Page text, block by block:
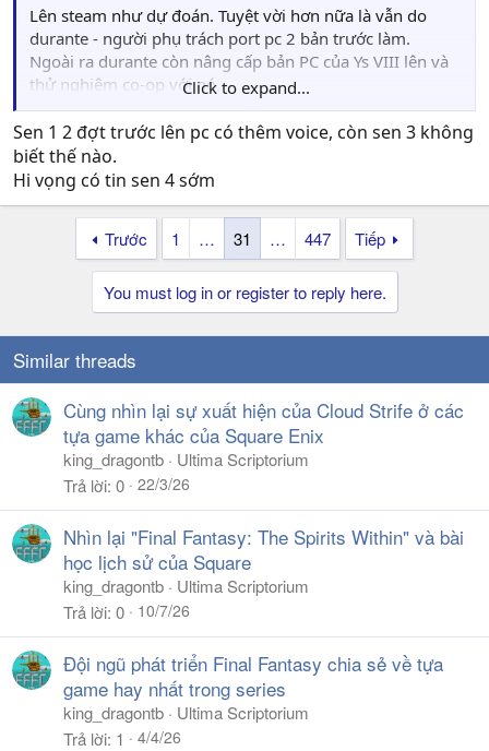
Lên steam như dự đoán. Tuyệt vời hơn nữa là vẫn do
durante - người phụ trách port pc 2 bản trước làm.
Ngoài ra durante còn nâng cấp bản PC của Ys VIII lên và
thử nghiệm co-op với nó.
https://steamcommunity.com/games/579180/announce
ments/detail/1690470748518426360
Click to expand...
Sen 1 2 đợt trước lên pc có thêm voice, còn sen 3 không
biết thế nào.
Hi vọng có tin sen 4 sớm
Trước 1 … 31 … 447 Tiếp
You must log in or register to reply here.
Similar threads
Cùng nhìn lại sự xuất hiện của Cloud Strife ở các
tựa game khác của Square Enix
king_dragontb
Ultima Scriptorium
Trả lời 0 22/3/26
Nhìn lại "Final Fantasy: The Spirits Within" và bài
học lịch sử của Square
king_dragontb
Ultima Scriptorium
Trả lời 0 10/7/26
Đội ngũ phát triển Final Fantasy chia sẻ về tựa
game hay nhất trong series
king_dragontb
Ultima Scriptorium
Trả lời 1 4/4/26